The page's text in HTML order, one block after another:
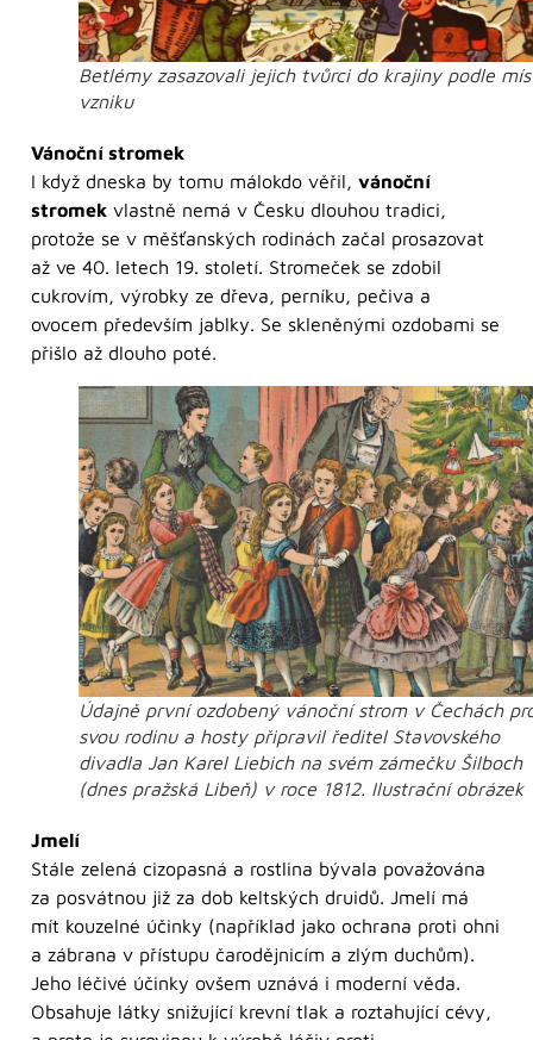
Betlémy zasazovali jejich tvůrci do krajiny podle
vzniku
Vánoční stromek
I když dneska by tomu málokdo věřil, vánoční
stromek vlastně nemá v Česku dlouhou tradici,
protože se v měšťanských rodinách začal prosazovat
až ve 40. letech 19. století. Stromeček se zdobil
cukrovím, výrobky ze dřeva, perníku, pečiva a
ovocem především jablky. Se skleněnými ozdobami se
přišlo až dlouho poté.
Údajně první ozdobený vánoční strom v Čechách
svou rodinu a hosty připravil ředitel Stavovského
divadla Jan Karel Liebich na svém zámečku Šilboch
(dnes pražská Libeň) v roce 1812. Ilustrační obrázek
Jmelí
Stále zelená cizopasná a rostlina bývala považována
za posvátnou již za dob keltských druidů. Jmelí má
mít kouzelné účinky (například jako ochrana proti ohni
a zábrana v přístupu čarodějnicím a zlým duchům).
Jeho léčivé účinky ovšem uznává i moderní věda.
Obsahuje látky snižující krevní tlak a roztahující cévy,